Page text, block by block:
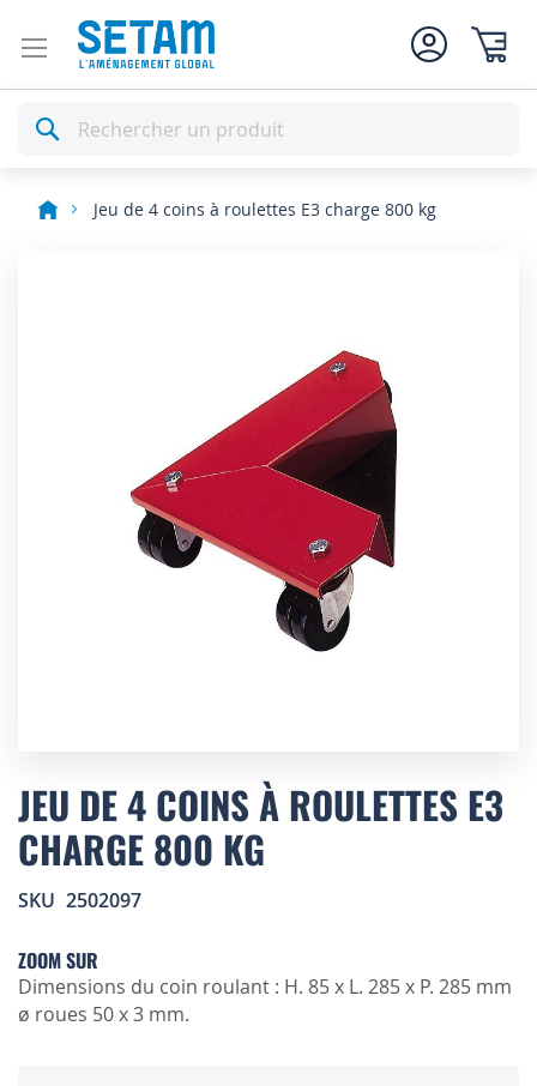
Rechercher
Jeu de 4 coins à roulettes E3 charge 800 kg
to
the
beginning
of
images
JEU DE 4 COINS À ROULETTES E3
CHARGE 800 KG
SKU 2502097
ZOOM SUR
Dimensions du coin roulant : H. 85 x L. 285 x P. 285 mm
ø roues 50 x 3 mm.